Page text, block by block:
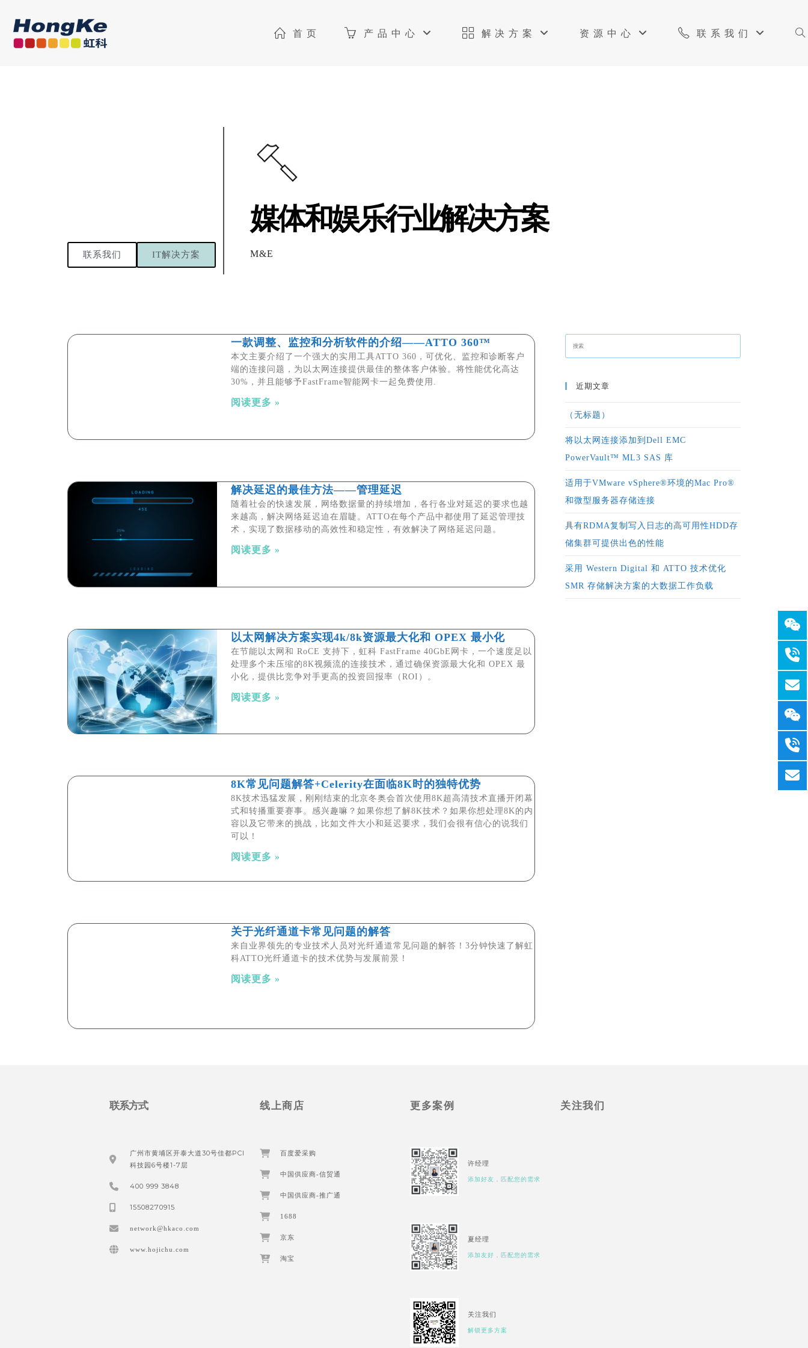
首页 产品中心 解决方案 资源中心 联系我们
联系我们 IT解决方案
媒体和娱乐行业解决方案
M&E
一款调整、监控和分析软件的介绍——ATTO 360™
本文主要介绍了一个强大的实用工具ATTO 360，可优化、监控和诊断客户
端的连接问题，为以太网连接提供最佳的整体客户体验。将性能优化高达
30%，并且能够予FastFrame智能网卡一起免费使用.
阅读更多 »
解决延迟的最佳方法——管理延迟
随着社会的快速发展，网络数据量的持续增加，各行各业对延迟的要求也越
来越高，解决网络延迟迫在眉睫。ATTO在每个产品中都使用了延迟管理技
术，实现了数据移动的高效性和稳定性，有效解决了网络延迟问题。
阅读更多 »
以太网解决方案实现4k/8k资源最大化和 OPEX 最小化
在节能以太网和 RoCE 支持下，虹科 FastFrame 40GbE网卡，一个速度足以
处理多个未压缩的8K视频流的连接技术，通过确保资源最大化和 OPEX 最
小化，提供比竞争对手更高的投资回报率（ROI）。
阅读更多 »
8K常见问题解答+Celerity在面临8K时的独特优势
8K技术迅猛发展，刚刚结束的北京冬奥会首次使用8K超高清技术直播开闭幕
式和转播重要赛事。感兴趣嘛？如果你想了解8K技术？如果你想处理8K的内
容以及它带来的挑战，比如文件大小和延迟要求，我们会很有信心的说我们
可以！
阅读更多 »
关于光纤通道卡常见问题的解答
来自业界领先的专业技术人员对光纤通道常见问题的解答！3分钟快速了解虹
科ATTO光纤通道卡的技术优势与发展前景！
阅读更多 »
近期文章
（无标题）
将以太网连接添加到Dell EMC
PowerVault™ ML3 SAS 库
适用于VMware vSphere®环境的Mac Pro®
和微型服务器存储连接
具有RDMA复制写入日志的高可用性HDD存
储集群可提供出色的性能
采用 Western Digital 和 ATTO 技术优化
SMR 存储解决方案的大数据工作负载
联系方式
广州市黄埔区开泰大道30号佳都PCI
科技园6号楼1-7层
400 999 3848
15508270915
network@hkaco.com
www.hojichu.com
线上商店
百度爱采购
中国供应商-信贸通
中国供应商-推广通
1688
京东
淘宝
更多案例
许经理
添加好友，匹配您的需求
夏经理
添加友好，匹配您的需求
关注我们
解锁更多方案
关注我们